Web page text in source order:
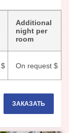
Additional
night per
room
$ On request $
ЗАКАЗАТЬ